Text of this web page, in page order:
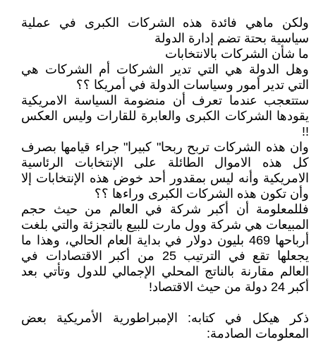
ولكن ماهي فائدة هذه الشركات الكبرى في عملية
سياسية بحتة تضم إدارة الدولة
ما شأن الشركات بالانتخابات
وهل الدولة هي التي تدير الشركات أم الشركات هي
التي تدير أمور وسياسات الدولة في أمريكا ؟؟
ستتعجب عندما تعرف أن منضومة السياسة الامريكية
يقودها الشركات الكبرى والعابرة للقارات وليس العكس
!!
وان هذه الشركات تربح ربحا" كبيرا" جراء قيامها بصرف
كل هذه الاموال الطائلة على الإنتخابات الرئاسية
الامريكية وأنه ليس بمقدور أحد خوض هذه الإنتخابات إلا
وأن تكون هذه الشركات الكبرى وراءها ؟؟
فللمعلومة أن أكبر شركة في العالم من حيث حجم
المبيعات هي شركة وول مارت للبيع بالتجزئة والتي بلغت
أرباحها 469 بليون دولار في بداية العام الحالي، وهذا ما
يجعلها تقع في الترتيب 25 من أكبر الاقتصادات في
العالم مقارنة بالناتج المحلي الإجمالي للدول وتأتي بعد
أكبر 24 دولة من حيث الاقتصاد!
ذكر هيكل في كتابه: الإمبراطورية الأمريكية بعض
المعلومات الصادمة: